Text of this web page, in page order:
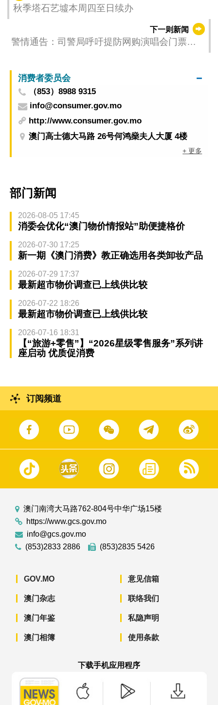
秋季塔石艺墟本周四至日续办
下一则新闻
警情通告：司警局呼吁提防网购演唱会门票诈
消费者委员会
（853）8988 9315
info@consumer.gov.mo
http://www.consumer.gov.mo
澳门高士德大马路 26号何鸿燊夫人大厦 4楼
+ 更多
部门新闻
2026-08-05 17:45
消委会优化“澳门物价情报站”助便捷格价
2026-07-30 17:25
新一期《澳门消费》教正确选用各类卸妆产品
2026-07-29 17:37
最新超市物价调查已上线供比较
2026-07-22 18:26
最新超市物价调查已上线供比较
2026-07-16 18:31
【“旅游+零售”】“2026星级零售服务”系列讲
座启动 优质促消费
订阅频道
澳门南湾大马路762-804号中华广场15楼
https://www.gcs.gov.mo
info@gcs.gov.mo
(853)2833 2886
(853)2835 5426
GOV.MO
澳门杂志
澳门年鉴
澳门相簿
意见信箱
联络我们
私隐声明
使用条款
下载手机应用程序